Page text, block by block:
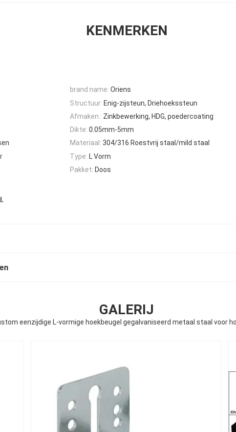
KENMERKEN
brand name: Oriens
Structuur: Enig-zijsteun, Driehoekssteun
Afmaken.: Zinkbewerking, HDG, poedercoating
Dikte: 0.05mm-5mm
Materiaal: 304/316 Roestvrij staal/mild staal
Type: L Vorm
Pakket: Doos
,
GALERIJ
eenzijdige L-vormige hoekbeugel gegalvaniseerd metaal staal voor